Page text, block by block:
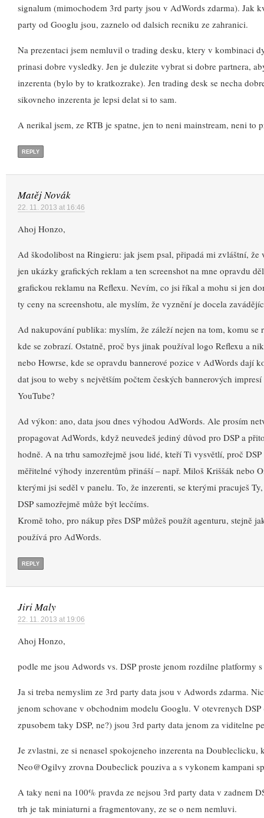
signalum (mimochodem 3rd party jsou v AdWords zdarma). Jak
party od Googlu jsou, zaznelo od dalsich recniku ze zahranici.
Na prezentaci jsem nemluvil o trading desku, ktery v kombinaci
prinasi dobre vysledky. Jen je dulezite vybrat si dobre partnera,
inzerenta (bylo by to kratkozrake). Jen trading desk se necha
sikovneho inzerenta je lepsi delat si to sam.
A nerikal jsem, ze RTB je spatne, jen to neni mainstream, neni to
REPLY
Matěj Novák
22. 11. 2013 at 16:46
Ahoj Honzo,
Ad škodolibost na Ringieru: jak jsem psal, připadá mi zvláštní, že
jen ukázky grafických reklam a ten screenshot na mne opravdu
grafickou reklamu na Reflexu. Nevím, co jsi říkal a mohu si jen
ty ceny na screenshotu, ale myslím, že vyznění je docela
Ad nakupování publika: myslím, že záleží nejen na tom, komu se
kde se zobrazí. Ostatně, proč bys jinak používal logo Reflexu a
nebo Howrse, kde se opravdu bannerové pozice v AdWords dají
dat jsou to weby s největším počtem českých bannerových
YouTube?
Ad výkon: ano, data jsou dnes výhodou AdWords. Ale prosím
propagovat AdWords, když neuvedeš jediný důvod pro DSP a
hodně. A na trhu samozřejmě jsou lidé, kteří Ti vysvětlí, proč DSP
měřitelné výhody inzerentům přináší – např. Miloš Kriššák nebo
kterými jsi seděl v panelu. To, že inzerenti, se kterými pracuješ
DSP samozřejmě může být lecčíms.
Kromě toho, pro nákup přes DSP můžeš použít agenturu, stejně
používá pro AdWords.
REPLY
Jiri Maly
22. 11. 2013 at 19:06
Ahoj Honzo,
podle me jsou Adwords vs. DSP proste jenom rozdilne platformy
Ja si treba nemyslim ze 3rd party data jsou v Adwords zdarma.
jenom schovane v obchodnim modelu Googlu. V otevrenych
zpusobem taky DSP, ne?) jsou 3rd party data jenom za viditelne
Je zvlastni, ze si nenasel spokojeneho inzerenta na Doubleclicku,
Neo@Ogilvy zrovna Doubeclick pouziva a s vykonem kampani
A taky neni na 100% pravda ze nejsou 3rd party data v zadnem
trh je tak miniaturni a fragmentovany, ze se o nem nemluvi.